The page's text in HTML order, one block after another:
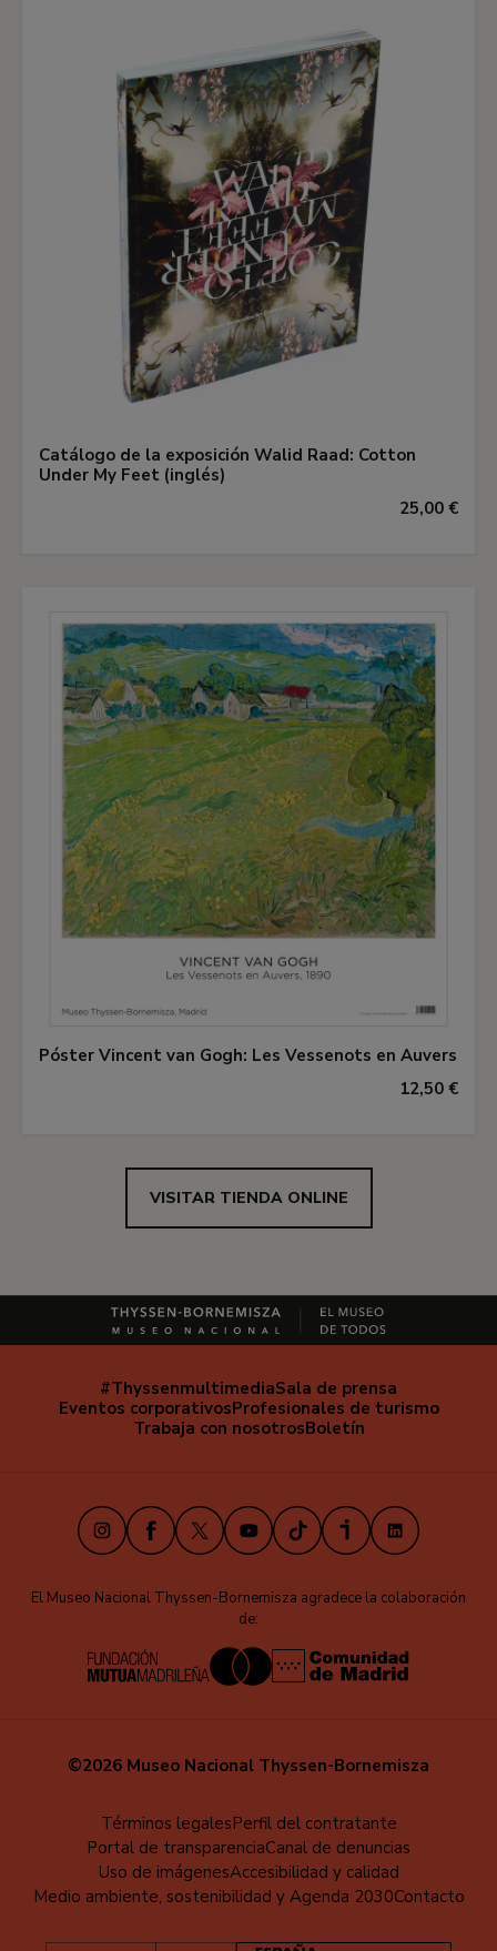
Catálogo de la exposición Walid Raad: Cotton
Under My Feet (inglés)
25,00 €
Póster Vincent van Gogh: Les Vessenots en Auvers
12,50 €
VISITAR TIENDA ONLINE
Navegación
secundaria
#ThyssenmultimediaSala de prensa
Eventos corporativosProfesionales de turismo
Trabaja con nosotrosBoletín
InstagramFacebook
X YoutubeTikTokiVooxLinkedIn
El Museo Nacional Thyssen-Bornemisza agradece la colaboración
de:
©2026 Museo Nacional Thyssen-Bornemisza
pie
Términos legalesPerfil del contratante
Portal de transparenciaCanal de denuncias
Uso de imágenesAccesibilidad y calidad
Medio ambiente, sostenibilidad y Agenda 2030Contacto